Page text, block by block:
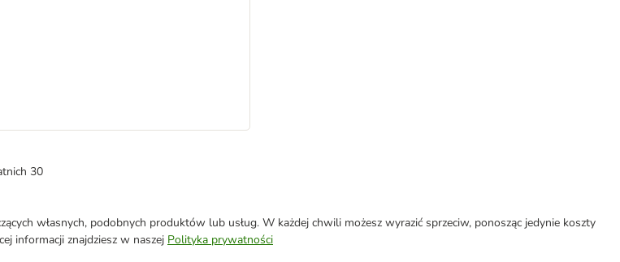
30
własnych, podobnych produktów lub usług. W każdej chwili możesz wyrazić sprzeciw, ponosząc jedynie koszty
informacji znajdziesz w naszej Polityka prywatności